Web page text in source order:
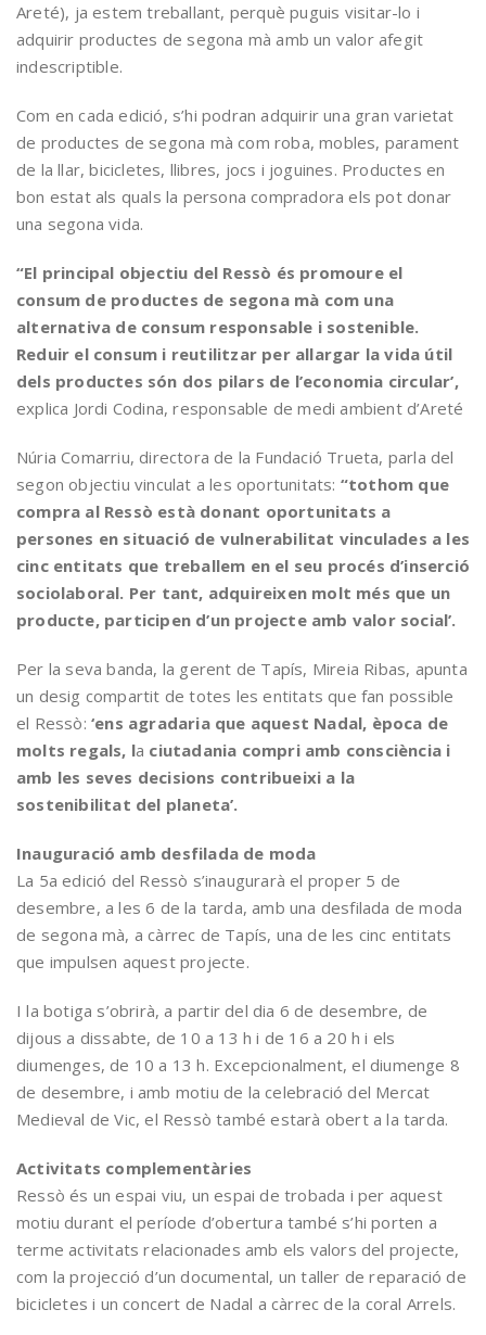
Areté), ja estem treballant, perquè puguis visitar-lo i
adquirir productes de segona mà amb un valor afegit
indescriptible.
Com en cada edició, s’hi podran adquirir una gran varietat
de productes de segona mà com roba, mobles, parament
de la llar, bicicletes, llibres, jocs i joguines. Productes en
bon estat als quals la persona compradora els pot donar
una segona vida.
“El principal objectiu del Ressò és promoure el
consum de productes de segona mà com una
alternativa de consum responsable i sostenible.
Reduir el consum i reutilitzar per allargar la vida útil
dels productes són dos pilars de l’economia circular’,
explica Jordi Codina, responsable de medi ambient d’Areté
Núria Comarriu, directora de la Fundació Trueta, parla del
segon objectiu vinculat a les oportunitats: “tothom que
compra al Ressò està donant oportunitats a
persones en situació de vulnerabilitat vinculades a les
cinc entitats que treballem en el seu procés d’inserció
sociolaboral. Per tant, adquireixen molt més que un
producte, participen d’un projecte amb valor social’.
Per la seva banda, la gerent de Tapís, Mireia Ribas, apunta
un desig compartit de totes les entitats que fan possible
el Ressò: ‘ens agradaria que aquest Nadal, època de
molts regals, la ciutadania compri amb consciència i
amb les seves decisions contribueixi a la
sostenibilitat del planeta’.
Inauguració amb desfilada de moda
La 5a edició del Ressò s’inaugurarà el proper 5 de
desembre, a les 6 de la tarda, amb una desfilada de moda
de segona mà, a càrrec de Tapís, una de les cinc entitats
que impulsen aquest projecte.
I la botiga s’obrirà, a partir del dia 6 de desembre, de
dijous a dissabte, de 10 a 13 h i de 16 a 20 h i els
diumenges, de 10 a 13 h. Excepcionalment, el diumenge 8
de desembre, i amb motiu de la celebració del Mercat
Medieval de Vic, el Ressò també estarà obert a la tarda.
Activitats complementàries
Ressò és un espai viu, un espai de trobada i per aquest
motiu durant el període d’obertura també s’hi porten a
terme activitats relacionades amb els valors del projecte,
com la projecció d’un documental, un taller de reparació de
bicicletes i un concert de Nadal a càrrec de la coral Arrels.